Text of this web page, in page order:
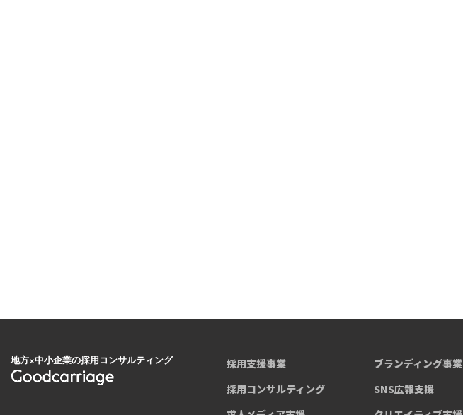
地方×中小企業の採用コンサルティング
採用支援事業
採用コンサルティング
ブランディング事業
SNS広報支援